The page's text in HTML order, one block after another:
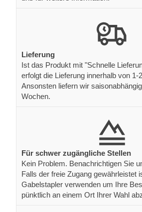
Lieferung
Ist das Produkt mit "Schnelle
erfolgt die Lieferung innerhalb von 1-
Ansonsten liefern wir
Wochen.
Für schwer zugängliche Stellen
Kein Problem. Benachrichtigen Sie
Falls der freie Zugang gewährleistet
Gabelstapler verwenden um Ihre
pünktlich an einem Ort Ihrer Wahl